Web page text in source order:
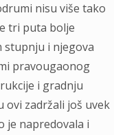
nisu više tako
tri puta bolje
i njegova
pravougaonog
i gradnju
ovi zadržali još uvek
je napredovala i